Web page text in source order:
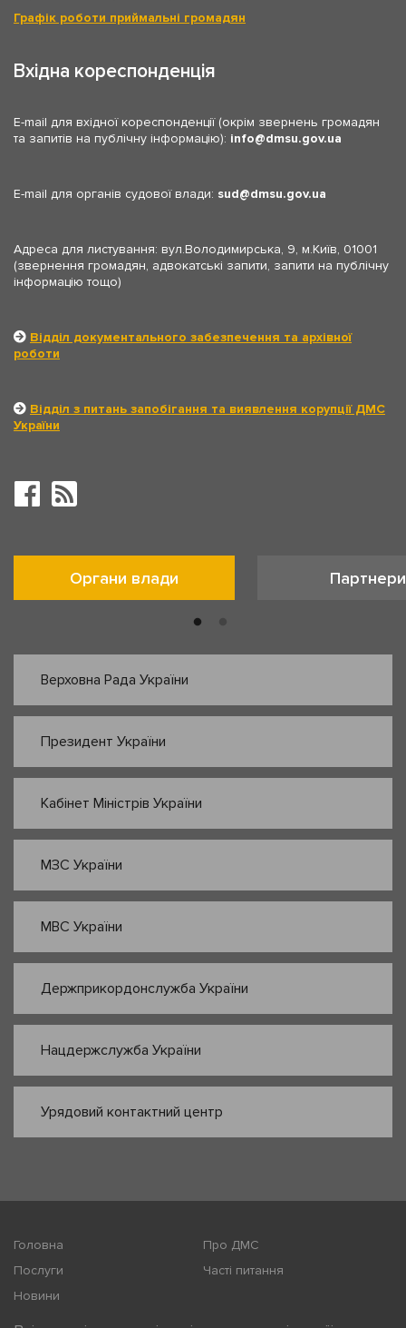
Графік роботи приймальні громадян
Вхідна кореспонденція
E-mail для вхідної кореспонденції (окрім звернень громадян
та запитів на публічну інформацію): info dmsu.gov.ua
E-mail для органів судової влади: sud dmsu.gov.ua
Адреса для листування: вул.Володимирська, 9, м.Київ, 01001
(звернення громадян, адвокатські запити, запити на публічну
інформацію тощо)
Відділ документального забезпечення та архівної
роботи
Відділ з питань запобігання та виявлення корупції ДМС
України
Органи влади Партнери
Верховна Рада України
Президент України
Кабінет Міністрів України
МЗС України
МВС України
Держприкордонслужба України
Нацдержслужба України
Урядовий контактний центр
Головна
Про ДМС
Послуги
Часті питання
Новини